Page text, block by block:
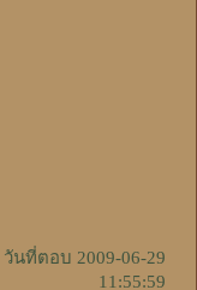
วันที่ตอบ 2009-06-29
11:55:59